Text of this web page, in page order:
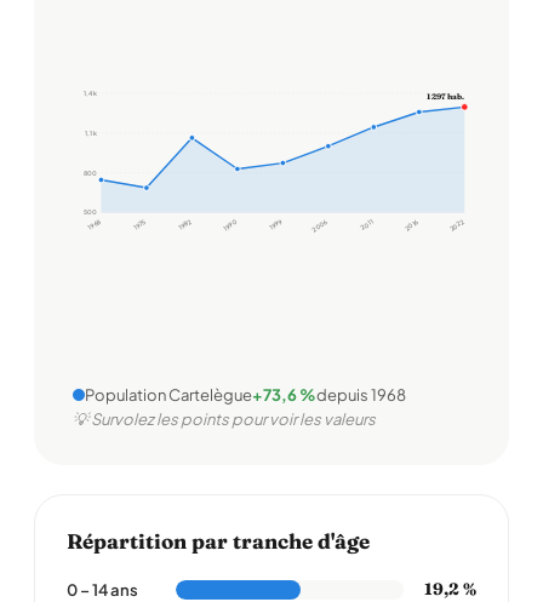
500
800
1,1 k
1,4 k
1968 1975 1982 1990 1999 2006 2011 2016 2022
1 297 hab.
Population Cartelègue+73,6 %depuis 1968
💡 Survolez les points pour voir les valeurs
Répartition par tranche d'âge
0 – 14 ans 19,2 %